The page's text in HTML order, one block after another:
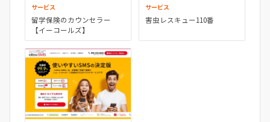
サービス
留学保険のカウンセラー
【イーコールズ】
サービス
害虫レスキュー110番